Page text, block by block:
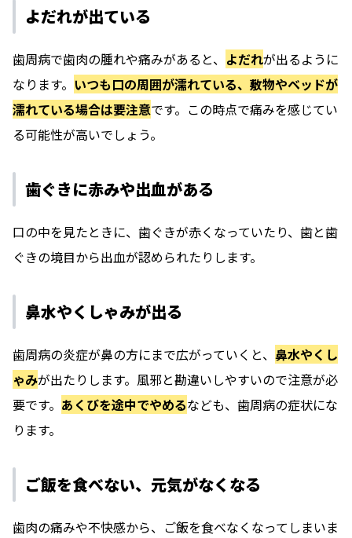
よだれが出ている
歯周病で歯肉の腫れや痛みがあると、 よだれが出るように
なります。 いつも口の周囲が濡れている、敷物やベッドが
濡れている場合は要注意です。この時点で痛みを感じてい
る可能性が高いでしょう。
歯ぐきに赤みや出血がある
口の中を見たときに、歯ぐきが赤くなっていたり、歯と歯
ぐきの境目から出血が認められたりします。
鼻水やくしゃみが出る
歯周病の炎症が鼻の方にまで広がっていくと、 鼻水やくし
ゃみが出たりします。風邪と勘違いしやすいので注意が必
要です。 あくびを途中でやめるなども、歯周病の症状にな
ります。
ご飯を食べない、元気がなくなる
歯肉の痛みや不快感から、ご飯を食べなくなってしまいま